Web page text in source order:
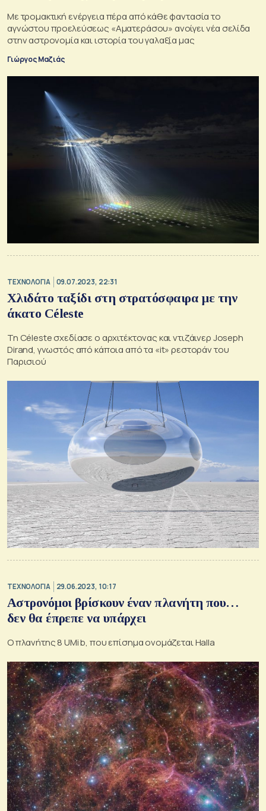
Με τρομακτική ενέργεια πέρα από κάθε φαντασία το
αγνώστου προελεύσεως «Αματεράσου» ανοίγει νέα σελίδα
στην αστρονομία και ιστορία του γαλαξία μας
Γιώργος Μαζιάς
ΤΕΧΝΟΛΟΓΙΑ 09.07.2023, 22:31
Χλιδάτο ταξίδι στη στρατόσφαιρα με την
άκατο Céleste
Τη Céleste σχεδίασε ο αρχιτέκτονας και ντιζάινερ Joseph
Dirand, γνωστός από κάποια από τα «it» ρεστοράν του
Παρισιού
ΤΕΧΝΟΛΟΓΙΑ 29.06.2023, 10:17
Αστρονόμοι βρίσκουν έναν πλανήτη που…
δεν θα έπρεπε να υπάρχει
Ο πλανήτης 8 UMi b, που επίσημα ονομάζεται Halla